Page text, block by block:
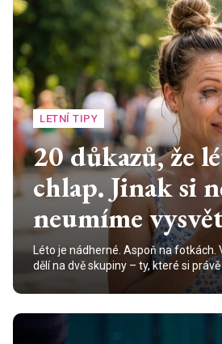
LETNÍ TIPY
20 důkazů, že
chlap. Jinak si
neumíme
Léto je nádherné. Aspoň na
dělí na dvě skupiny – ty, které si právě